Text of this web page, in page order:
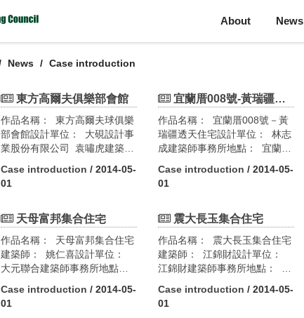
About News
News Case introduction
東方高爾夫俱樂部會館
作品名稱： 東方高爾夫球俱樂
部會館設計單位： 大硯設計事
業股份有限公司 袁嘯虎建築師
需求及條件： 本基地主要為18
洞之高爾夫球場，隨著高爾夫
進出動線及視線均與第1、9、
之限制，使會館可用建築面積
變小，必須以重疊方式才能充
分利用空間，因而衍生出將發
球位置與會館建築垂直重疊的
可能性，也因此決定以「覆土
Case introduction / 2014-05-
01
宜蘭厝008號-黃瑞疆透天住宅
作品名稱： 宜蘭厝008號－黃
瑞疆透天住宅設計單位： 林志
成建築師事務所地點： 宜蘭縣
築以噶瑪蘭建築文化為出發
點，由傳統走入現代，並以業
計發展的內容，共包括三代同
增加一倍、發展民宿經營方
式、提供社區圖書館等特殊設
計條件。綠建築設計指標評
估： 1.綠化量指標 2.基地保水
指標 3.日常節能指標 4.水資源
Case introduction / 2014-05-
01
天母富邦集合住宅
作品名稱： 天母富邦集合住宅
建築師： 姚仁喜設計單位：
大元聯合建築師事務所地點：
計需求及條件： 本案業主整合
土地開發作為高級住宅使用，
Case introduction / 2014-05-
01
震大長玉集合住宅
作品名稱： 震大長玉集合住宅
建築師： 江錦財設計單位：
江錦財建築師事務所地點： 台
求及條件： 本基地座落於長安
東路二段長安官邸、中山女中
Case introduction / 2014-05-
01